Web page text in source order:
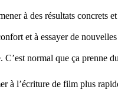
à des résultats concrets
et à essayer de
C’est normal que ça prenne
à l’écriture de film plus